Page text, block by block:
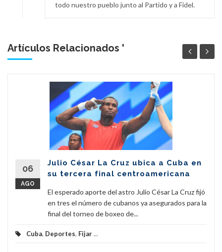
todo nuestro pueblo junto al Partido y a Fidel.
Artículos Relacionados '
06
AGO
Julio César La Cruz ubica a Cuba en
su tercera final centroamericana
El esperado aporte del astro Julio César La Cruz fijó
en tres el número de cubanos ya asegurados para la
final del torneo de boxeo de...
Cuba, Deportes, Fijar...